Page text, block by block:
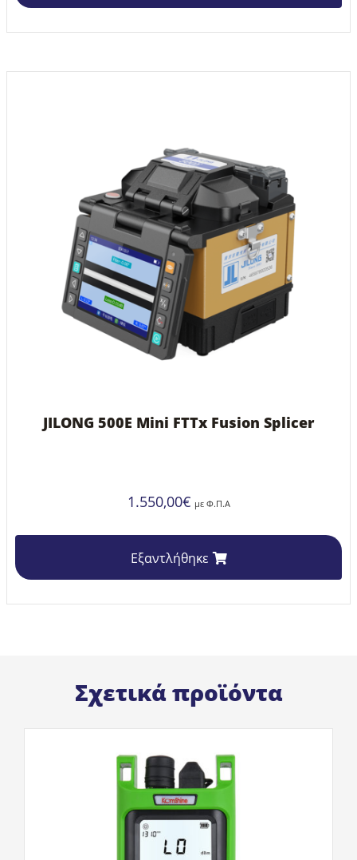
JILONG 500E Mini FTTx Fusion Splicer
1.550,00€ με Φ.Π.Α
Εξαντλήθηκε
Σχετικά προϊόντα